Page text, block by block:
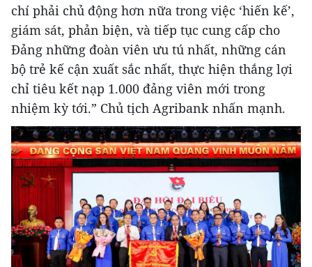
chí phải chủ động hơn nữa trong việc ‘hiến kế’,
giám sát, phản biện, và tiếp tục cung cấp cho
Đảng những đoàn viên ưu tú nhất, những cán
bộ trẻ kế cận xuất sắc nhất, thực hiện thắng lợi
chỉ tiêu kết nạp 1.000 đảng viên mới trong
nhiệm kỳ tới.” Chủ tịch Agribank nhấn mạnh.